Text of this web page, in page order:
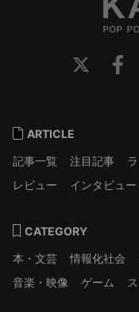
ARTICLE
記事一覧
注目記事
レビュー
インタビュー
CATEGORY
本・文芸
情報化社会
音楽・映像
ゲーム